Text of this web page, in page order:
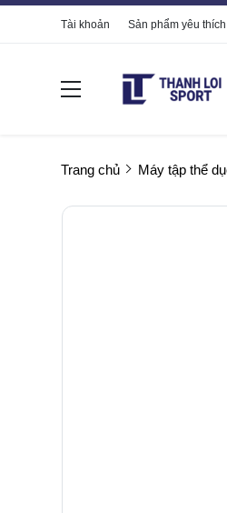
Tài khoản Sản phẩm yêu thích
Trang chủ Máy tập thể